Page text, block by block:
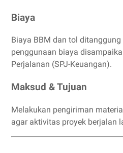
Biaya
Biaya BBM dan tol
penggunaan biaya
Perjalanan (SPJ-Keuangan).
Maksud & Tujuan
Melakukan pengiriman
agar aktivitas proyek berjalan